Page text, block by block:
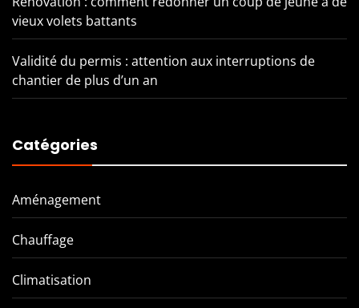
vieux volets battants
Validité du permis : attention aux interruptions de
chantier de plus d’un an
Catégories
Aménagement
Chauffage
Climatisation